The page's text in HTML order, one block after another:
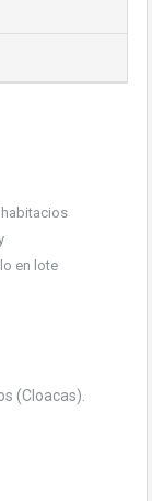
en lote
(Cloacas).